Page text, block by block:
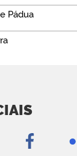
Pádua